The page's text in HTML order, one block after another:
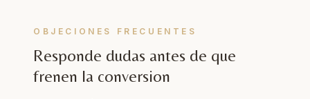
OBJECIONES FRECUENTES
Responde dudas antes de que
frenen la conversion